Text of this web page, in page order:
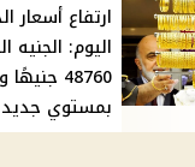
ارتفاع
اليوم:
بمستوي جديد